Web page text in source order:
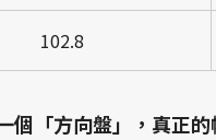
102.8
個「方向盤」，真正